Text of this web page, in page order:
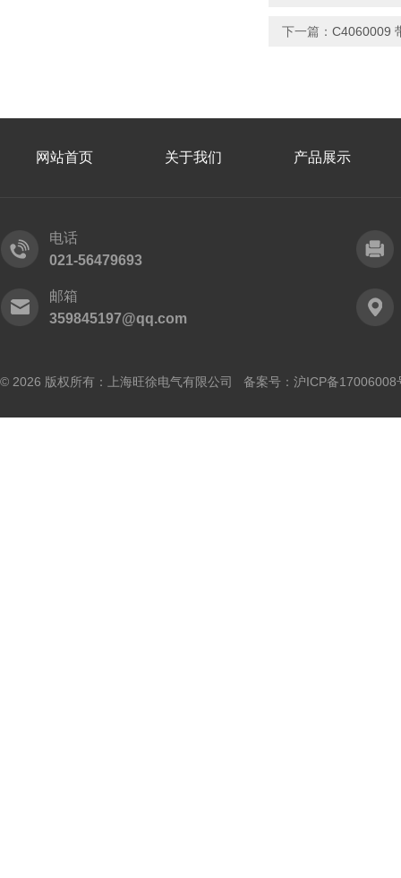
下一篇： C4060009
网站首页 关于我们 产品展示
电话
021-56479693
邮箱
359845197@qq.com
© 2026 版权所有：上海旺徐电气有限公司 备案号： 沪ICP备17006008